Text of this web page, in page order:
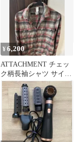
¥6,200
ATTACHMENT チェッ
ク柄長袖シャツ サイズ
2